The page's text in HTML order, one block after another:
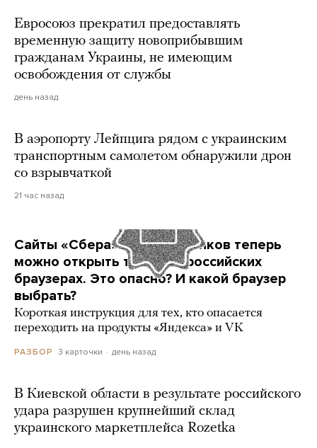
Евросоюз прекратил предоставлять
временную защиту новоприбывшим
гражданам Украины, не имеющим
освобождения от службы
день назад
В аэропорту Лейпцига рядом с украинским
транспортным самолетом обнаружили дрон
со взрывчаткой
21 час назад
Сайты «Сбера» и других банков теперь
можно открыть только в российских
браузерах. Это опасно? И какой браузер
выбрать?
Короткая инструкция для тех, кто опасается
переходить на продукты «Яндекса» и VK
РАЗБОР 3 карточки день назад
В Киевской области в результате российского
удара разрушен крупнейший склад
украинского маркетплейса Rozetka